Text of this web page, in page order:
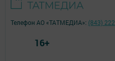
Телефон АО «ТАТМЕДИА»: (843)
16+